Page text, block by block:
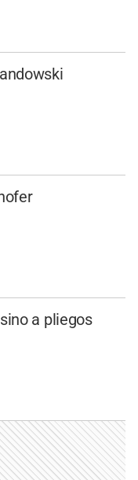
a pliegos